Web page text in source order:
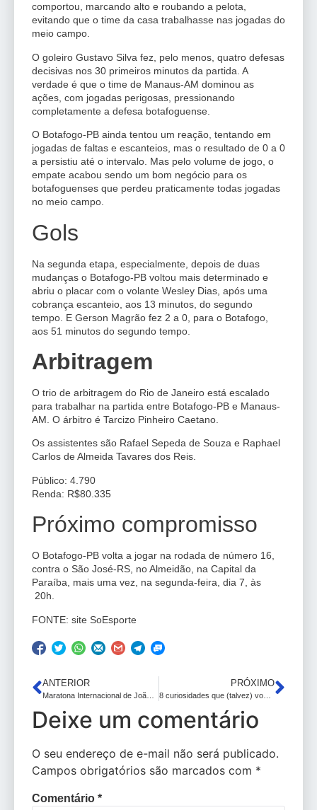
comportou, marcando alto e roubando a pelota,
evitando que o time da casa trabalhasse nas jogadas do
meio campo.
O goleiro Gustavo Silva fez, pelo menos, quatro defesas
decisivas nos 30 primeiros minutos da partida. A
verdade é que o time de Manaus-AM dominou as
ações, com jogadas perigosas, pressionando
completamente a defesa botafoguense.
O Botafogo-PB ainda tentou um reação, tentando em
jogadas de faltas e escanteios, mas o resultado de 0 a 0
a persistiu até o intervalo. Mas pelo volume de jogo, o
empate acabou sendo um bom negócio para os
botafoguenses que perdeu praticamente todas jogadas
no meio campo.
Gols
Na segunda etapa, especialmente, depois de duas
mudanças o Botafogo-PB voltou mais determinado e
abriu o placar com o volante Wesley Dias, após uma
cobrança escanteio, aos 13 minutos, do segundo
tempo. E Gerson Magrão fez 2 a 0, para o Botafogo,
aos 51 minutos do segundo tempo.
Arbitragem
O trio de arbitragem do Rio de Janeiro está escalado
para trabalhar na partida entre Botafogo-PB e Manaus-
AM. O árbitro é Tarcizo Pinheiro Caetano.
Os assistentes são Rafael Sepeda de Souza e Raphael
Carlos de Almeida Tavares dos Reis.
Público: 4.790
Renda: R$80.335
Próximo compromisso
O Botafogo-PB volta a jogar na rodada de número 16,
contra o São José-RS, no Almeidão, na Capital da
Paraíba, mais uma vez, na segunda-feira, dia 7, às
20h.
FONTE: site SoEsporte
ANTERIOR PRÓXIMO
8 curiosidades que (talvez) você não saiba sobre a água
Deixe um comentário
O seu endereço de e-mail não será publicado.
Campos obrigatórios são marcados com *
Comentário *